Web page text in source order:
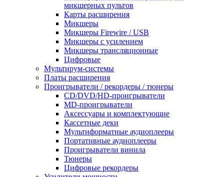
микшерных пультов
Карты расширения
Микшеры
Микшеры Firewire / USB
Микшеры с усилением
Микшеры трансляционные
Цифровые
Мультирум-системы
Платы расширения
Проигрыватели / рекордеры / тюнеры
CD/DVD/HD-проигрыватели
MD-проигрыватели
Аксессуары и комплектующие
Кассетные деки
Мультиформатные аудиоплееры
Портативные аудиоплееры
Проигрыватели винила
Тюнеры
Цифровые рекордеры